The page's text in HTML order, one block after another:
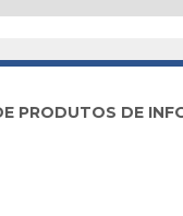
PRODUTOS DE